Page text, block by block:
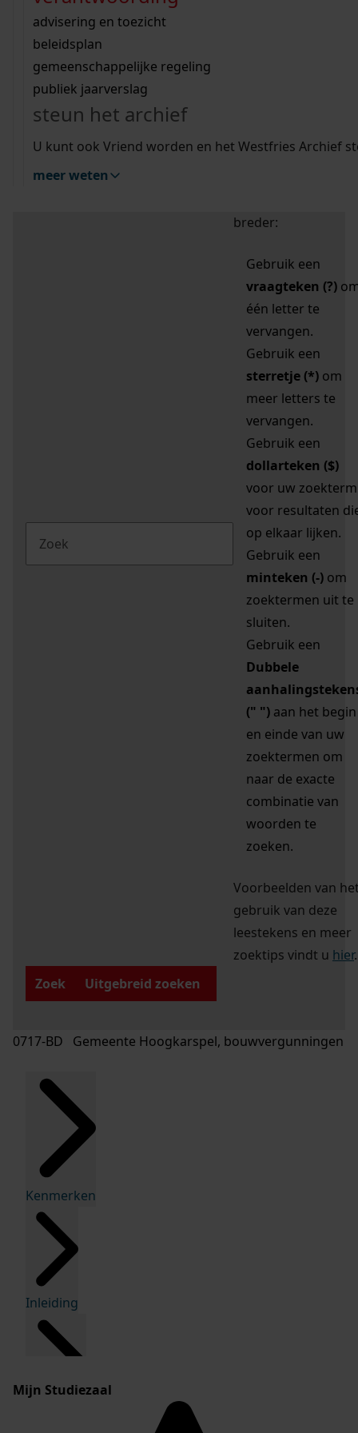
bouwvergunningen
omgevingsvergunningen
vergunningen
beeld en geluid
uitleg nodig?
Wij helpen u op weg met een aantal zoektips.
bekijk alle zoektips
Wij helpen u op weg met een aantal zoektips.
bekijk alle zoektips
bekijk ons geschiedenislokaal
advisering en toezicht
beleidsplan
gemeenschappelijke regeling
publiek jaarverslag
steun het archief
U kunt ook Vriend worden en het Westfries Archief
meer weten
zoektips
Mijn Studiezaal (inloggen)
uw zoekopdracht te
breder:
Gebruik een
vraagteken (?)
één letter te
vervangen.
Gebruik een
sterretje (*) om
meer letters te
vervangen.
Gebruik een
dollarteken ($)
voor uw zoekterm
voor resultaten
op elkaar lijken.
Gebruik een
minteken (-) om
zoektermen uit te
sluiten.
Gebruik een
Dubbele
(" ") aan het begin
en einde van uw
zoektermen om
naar de exacte
combinatie van
woorden te
zoeken.
Voorbeelden van
gebruik van deze
leestekens en meer
zoektips vindt u hier.
Zoek
Uitgebreid zoeken
0717-BD Gemeente Hoogkarspel, bouwvergunningen
Kenmerken
Inleiding
Mijn Studiezaal